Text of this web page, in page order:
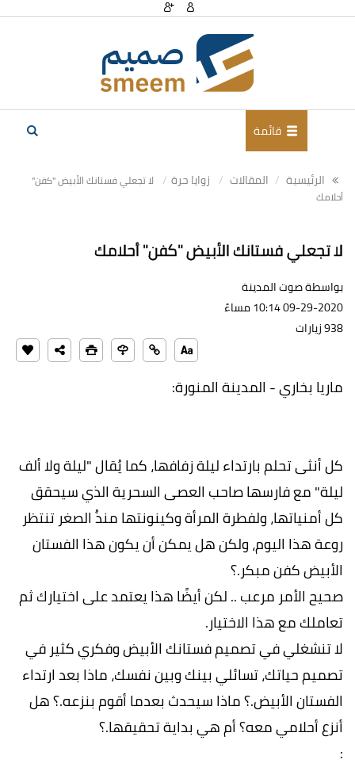
قائمة
الرئيسية المقالات زوايا حرة
لا تجعلي فستانك الأبيض "كفن"
أحلامك
لا تجعلي فستانك الأبيض "كفن" أحلامك
بواسطة صوت المدينة
09-29-2020 10:14 مساءً
938 زيارات
ماريا بخاري - المدينة المنورة:
كل أنثى تحلم بارتداء ليلة زفافها، كما يُقال "ليلة ولا ألف
ليلة" مع فارسها صاحب العصى السحرية الذي سيحقق
كل أمنياتها، ولفطرة المرأة وكينونتها منذُ الصغر تنتظر
روعة هذا اليوم، ولكن هل يمكن أن يكون هذا الفستان
الأبيض كفن مبكر.؟
صحيح الأمر مرعب .. لكن أيضًا هذا يعتمد على اختيارك ثم
تعاملك مع هذا الاختيار.
لا تنشغلي في تصميم فستانك الأبيض وفكري كثير في
تصميم حياتك، تسائلي بينك وبين نفسك، ماذا بعد ارتداء
الفستان الأبيض.؟ ماذا سيحدث بعدما أقوم بنزعه.؟ هل
أنزع أحلامي معه؟ أم هي بداية تحقيقها.؟
: